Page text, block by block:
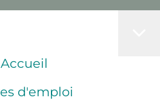
Accueil
d'emploi